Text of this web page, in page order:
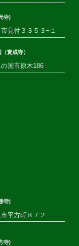
寺)
見付３３５３−１
實成寺）
国市原木186
寺)
平方町８７２
寺)